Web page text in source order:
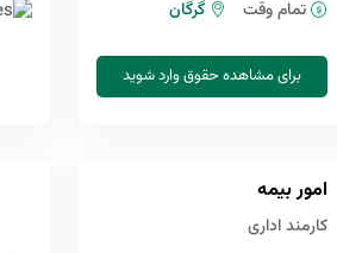
تمام وقت
گرگان
برای مشاهده حقوق وارد شوید
امور بیمه
کارمند اداری